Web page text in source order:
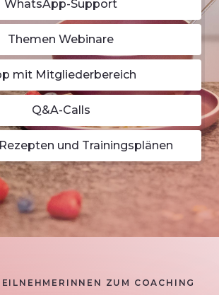
WhatsApp-Support
Themen Webinare
mit Mitgliederbereich
Q&A-Calls
und Trainingsplänen
ZUM COACHING